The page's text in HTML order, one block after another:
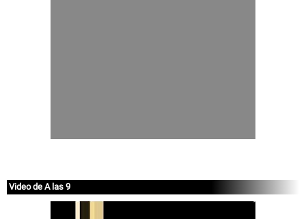
Video de A las 9